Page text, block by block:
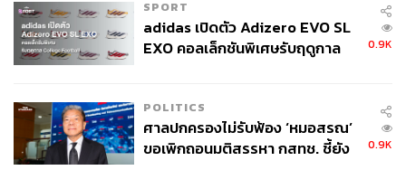
SPORT
adidas เปิดตัว Adizero EVO SL
EXO คอลเล็กชันพิเศษรับฤดูกาล
0.9K
POLITICS
ศาลปกครองไม่รับฟ้อง ‘หมอสรณ’
ขอเพิกถอนมติสรรหา กสทช. ชี้ยัง
0.9K